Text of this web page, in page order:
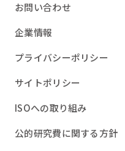
お問い合わせ
企業情報
プライバシーポリシー
サイトポリシー
ISOへの取り組み
公的研究費に関する方針